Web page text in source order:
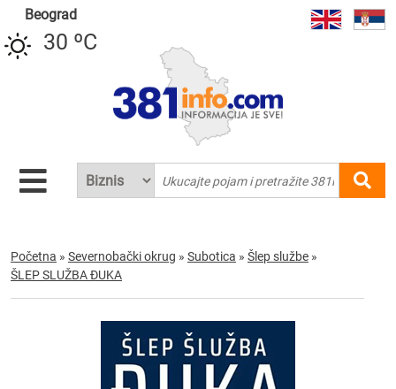
Beograd
30 ºC
Početna » Severnobački okrug » Subotica » Šlep službe »
ŠLEP SLUŽBA ĐUKA